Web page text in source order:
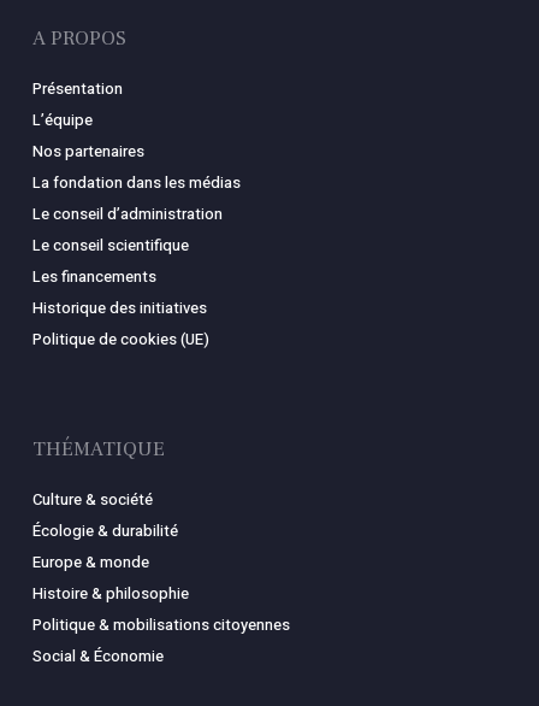
A PROPOS
Présentation
L’équipe
Nos partenaires
La fondation dans les médias
Le conseil d’administration
Le conseil scientifique
Les financements
Historique des initiatives
Politique de cookies (UE)
THÉMATIQUE
Culture & société
Écologie & durabilité
Europe & monde
Histoire & philosophie
Politique & mobilisations citoyennes
Social & Économie